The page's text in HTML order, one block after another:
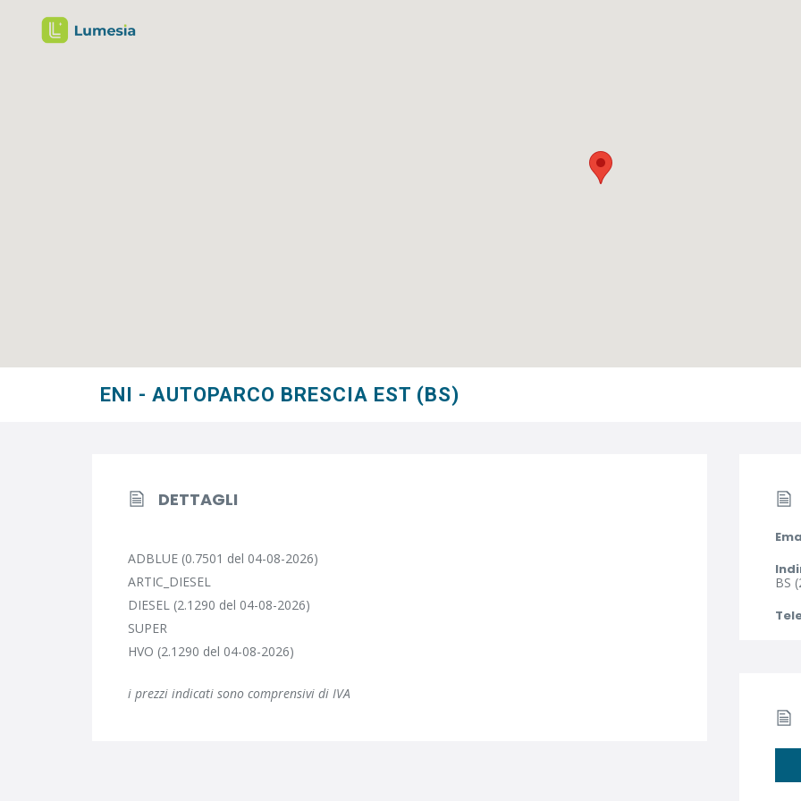
ENI - AUTOPARCO BRESCIA EST (BS)
DETTAGLI
ADBLUE (0.7501 del 04-08-2026)
ARTIC_DIESEL
DIESEL (2.1290 del 04-08-2026)
SUPER
HVO (2.1290 del 04-08-2026)
i prezzi indicati sono comprensivi di IVA
BS